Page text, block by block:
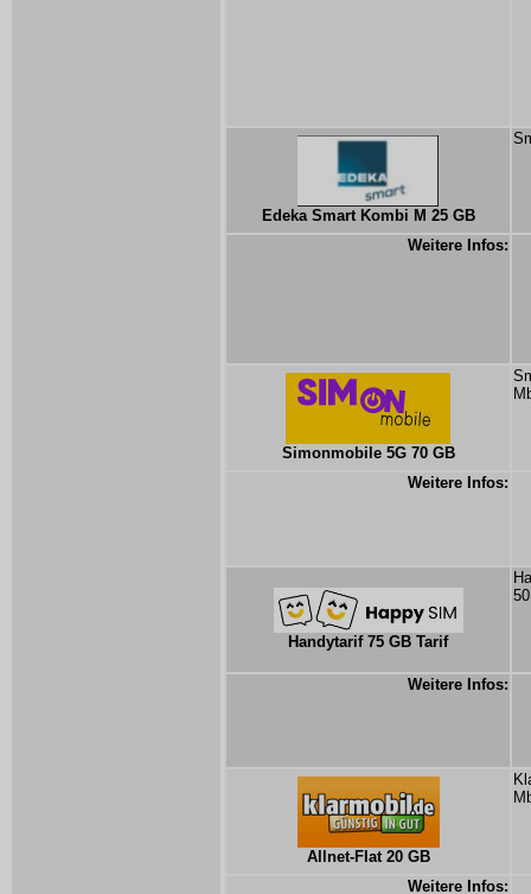
Edeka Smart Kombi M 25 GB
Weitere Infos:
Simonmobile 5G 70 GB
Weitere Infos:
Handytarif 75 GB Tarif
Weitere Infos:
Allnet-Flat 20 GB
Weitere Infos: